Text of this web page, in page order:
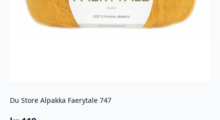
Du Store Alpakka Faerytale 747